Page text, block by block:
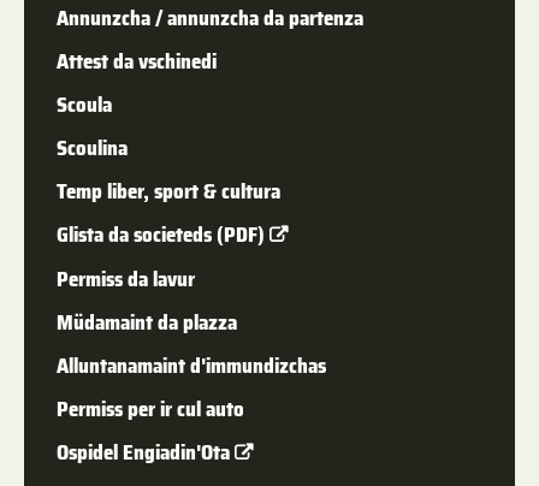
Annunzcha / annunzcha da partenza
Attest da vschinedi
Scoula
Scoulina
Temp liber, sport & cultura
Glista da societeds (PDF)
Permiss da lavur
Müdamaint da plazza
Alluntanamaint d'immundizchas
Permiss per ir cul auto
Ospidel Engiadin'Ota